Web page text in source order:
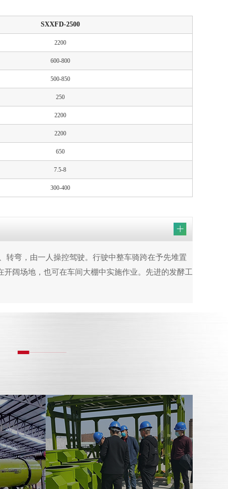
SXXFD-2500
2200
600-800
500-850
250
2200
2200
650
7.5-8
300-400
转弯，由一人操控驾驶。行驶中整车骑跨在予先堆置
阔场地，也可在车间大棚中实施作业。先进的发酵工